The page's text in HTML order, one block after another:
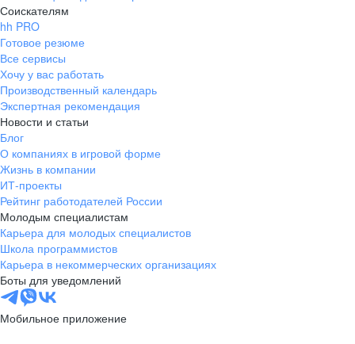
Соискателям
hh PRO
Готовое резюме
Все сервисы
Хочу у вас работать
Производственный календарь
Экспертная рекомендация
Новости и статьи
Блог
О компаниях в игровой форме
Жизнь в компании
ИТ-проекты
Рейтинг работодателей России
Молодым специалистам
Карьера для молодых специалистов
Школа программистов
Карьера в некоммерческих организациях
Боты для уведомлений
Мобильное приложение